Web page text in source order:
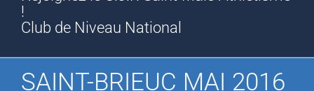
!
Club de Niveau National
SAINT-BRIEUC MAI 2016